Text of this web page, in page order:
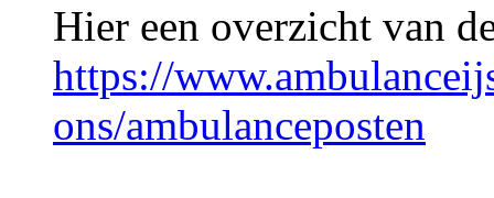
Hier een overzicht van
https://
ons/ambulanceposten